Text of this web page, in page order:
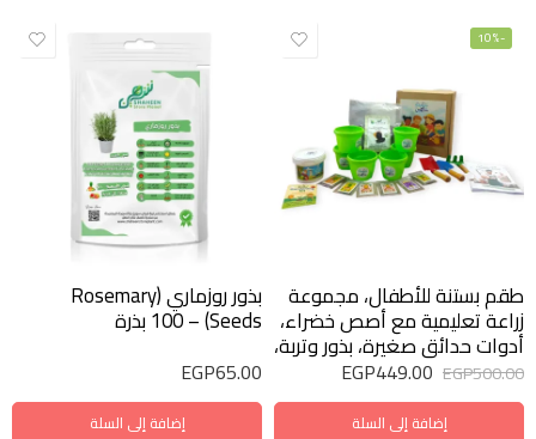
-10%
طقم بستنة للأطفال، مجموعة
زراعة تعليمية مع أصص خضراء،
أدوات حدائق صغيرة، بذور وتربة،
)
EGP500.00
EGP449.00
إضافة إلى السلة
بذور روزماري (Rosemary
Seeds) – 100 بذرة
EGP65.00
إضافة إلى السلة